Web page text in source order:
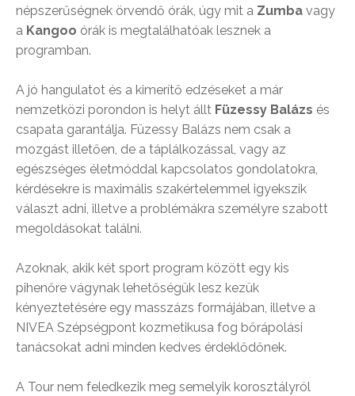
népszerűségnek örvendő órák, úgy mit a Zumba vagy
a Kangoo órák is megtalálhatóak lesznek a
programban.
A jó hangulatot és a kimerítő edzéseket a már
nemzetközi porondon is helyt állt Füzessy Balázs és
csapata garantálja. Füzessy Balázs nem csak a
mozgást illetően, de a táplálkozással, vagy az
egészséges életmóddal kapcsolatos gondolatokra,
kérdésekre is maximális szakértelemmel igyekszik
választ adni, illetve a problémákra személyre szabott
megoldásokat találni.
Azoknak, akik két sport program között egy kis
pihenőre vágynak lehetőségük lesz kezük
kényeztetésére egy masszázs formájában, illetve a
NIVEA Szépségpont kozmetikusa fog bőrápolási
tanácsokat adni minden kedves érdeklődőnek.
A Tour nem feledkezik meg semelyik korosztályról